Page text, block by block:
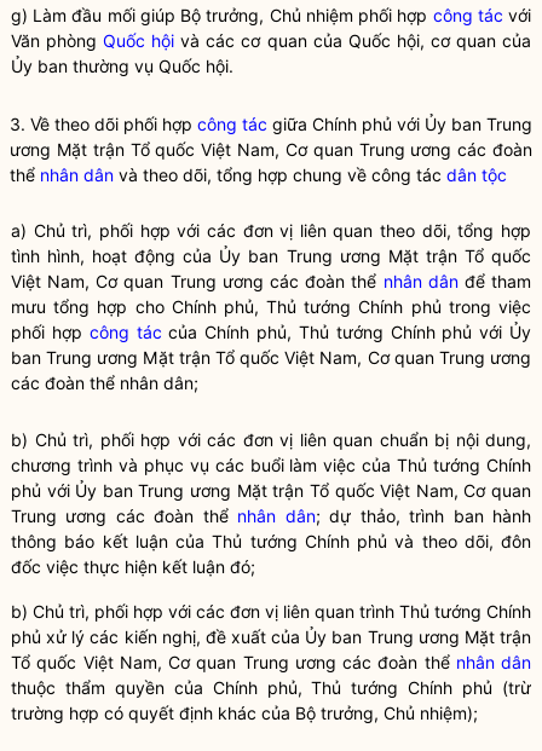
g) Làm đầu mối giúp Bộ trưởng, Chủ nhiệm phối hợp công tác với
Văn phòngQuốc hội và các cơ quan của Quốc hội, cơ quan của
Ủy ban thường vụ Quốc hội.
3. Về theo dõi phối hợp công tác giữa Chính phủ với Ủy ban Trung
ương Mặt trận Tổ quốc Việt Nam, Cơ quan Trung ương các đoàn
thể nhân dân và theo dõi, tổng hợp chung về công tác dân tộc
a) Chủ trì, phối hợp với các đơn vị liên quan theo dõi, tổng hợp
tình hình, hoạt động của Ủy ban Trung ương Mặt trận Tổ quốc
Việt Nam, Cơ quan Trung ương các đoàn thể nhân dânđể tham
mưu tổng hợp cho Chính phủ, Thủ tướng Chính phủ trong việc
phối hợp công tác của Chính phủ, Thủ tướng Chính phủ với Ủy
ban Trung ương Mặt trận Tổ quốc Việt Nam, Cơ quan Trung ương
các đoàn thể nhân dân;
b) Chủ trì, phối hợp với các đơn vị liên quan chuẩn bị nội dung,
chương trình và phục vụ các buổi làm việc của Thủ tướng Chính
phủ với Ủy ban Trung ương Mặt trận Tổ quốc Việt Nam, Cơ quan
Trung ương các đoàn thể nhân dân; dự thảo, trình ban hành
thông báo kết luận của Thủ tướng Chính phủ và theo dõi, đôn
đốc việc thực hiện kết luận đó;
b) Chủ trì, phối hợp với các đơn vị liên quan trình Thủ tướng Chính
phủ xử lý các kiến nghị, đề xuất của Ủy ban Trung ương Mặt trận
Tổ quốc Việt Nam, Cơ quan Trung ương các đoàn thể nhân dân
thuộc thẩm quyềncủa Chính phủ, Thủ tướng Chính phủ (trừ
trường hợp có quyết định khác của Bộ trưởng, Chủ nhiệm);